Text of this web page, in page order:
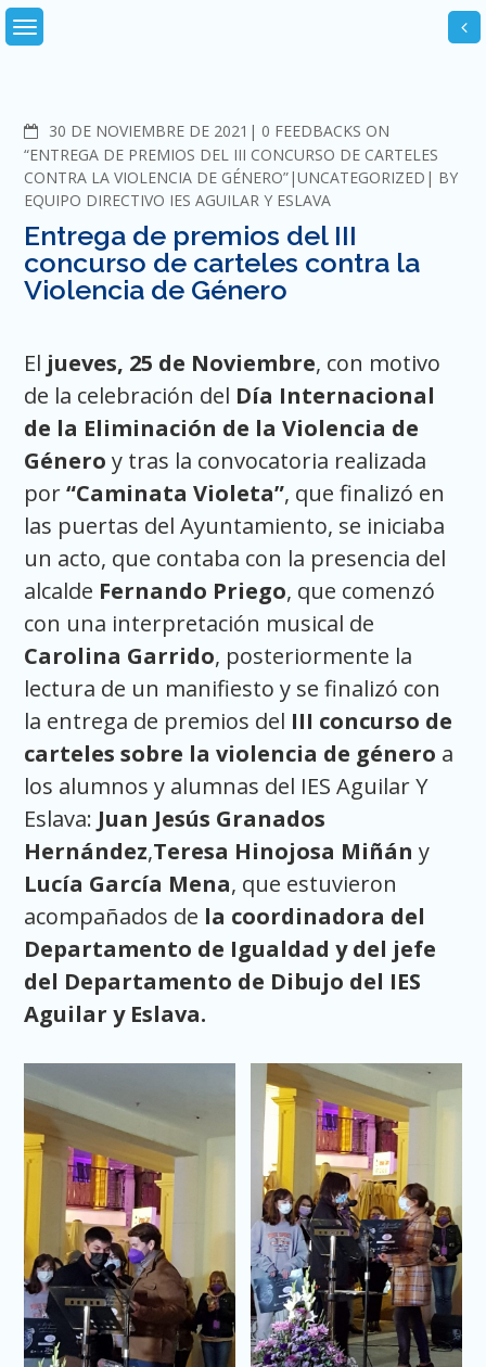
Skip
to
30 DE NOVIEMBRE DE 2021 COMMENTS
0 FEEDBACKS ON
“ENTREGA DE PREMIOS DEL III CONCURSO DE CARTELES
CONTRA LA VIOLENCIA DE GÉNERO” UNCATEGORIZED
BY
EQUIPO DIRECTIVO IES AGUILAR Y ESLAVA
Entrega de premios del III
concurso de carteles contra la
Violencia de Género
El jueves, 25 de Noviembre, con motivo
de la celebración del Día Internacional
de la Eliminación de la Violencia de
Género y tras la convocatoria realizada
por“Caminata Violeta”, que finalizó en
las puertas del Ayuntamiento, se iniciaba
un acto, que contaba con la presencia del
alcalde Fernando Priego, que comenzó
con una interpretación musical de
Carolina Garrido, posteriormente la
lectura de un manifiesto y se finalizó con
la entrega de premios del III concurso de
carteles sobre la violencia de género a
los alumnos y alumnas del IES Aguilar Y
Eslava: Juan Jesús Granados
Hernández,Teresa Hinojosa Miñán y
Lucía García Mena, que estuvieron
acompañados de la coordinadora del
Departamento de Igualdad y del jefe
del Departamento de Dibujo del IES
Aguilar y Eslava.